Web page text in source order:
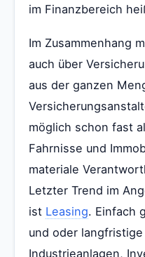
im Finanzbereich
Im Zusammenhang
auch über
aus der ganzen
möglich schon fast
Fahrnisse und
materiale
Letzter Trend im
ist Leasing. Einfach
und oder
Industrieanlagen,